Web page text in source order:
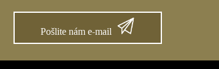
Pošlite nám e-mail